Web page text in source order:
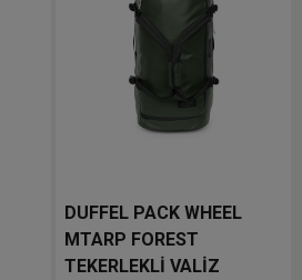
DUFFEL PACK WHEEL
MTARP FOREST
TEKERLEKLİ VALİZ